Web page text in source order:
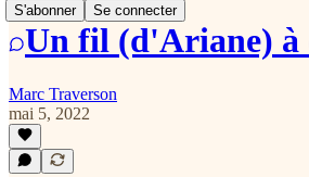
S'abonner Se connecter
Un fil (d'Ariane) à
Marc Traverson
mai 5, 2022